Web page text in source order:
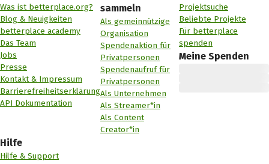
Was ist betterplace.org?
Blog & Neuigkeiten
betterplace academy
Das Team
Jobs
Presse
Kontakt & Impressum
Barrierefreiheitserklärung
API Dokumentation
sammeln
Als gemeinnützige
Organisation
Spendenaktion für
Privatpersonen
Spendenaufruf für
Privatpersonen
Als Unternehmen
Als Streamer*in
Als Content
Creator*in
Projektsuche
Beliebte Projekte
Für betterplace
spenden
Meine Spenden
Hilfe
Hilfe & Support